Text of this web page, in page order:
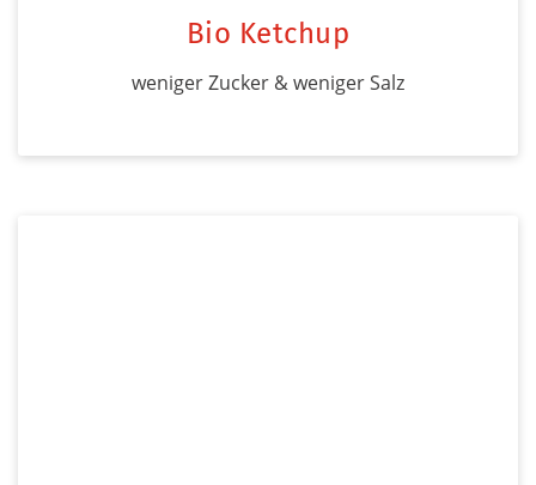
Bio Ketchup
weniger Zucker & weniger Salz